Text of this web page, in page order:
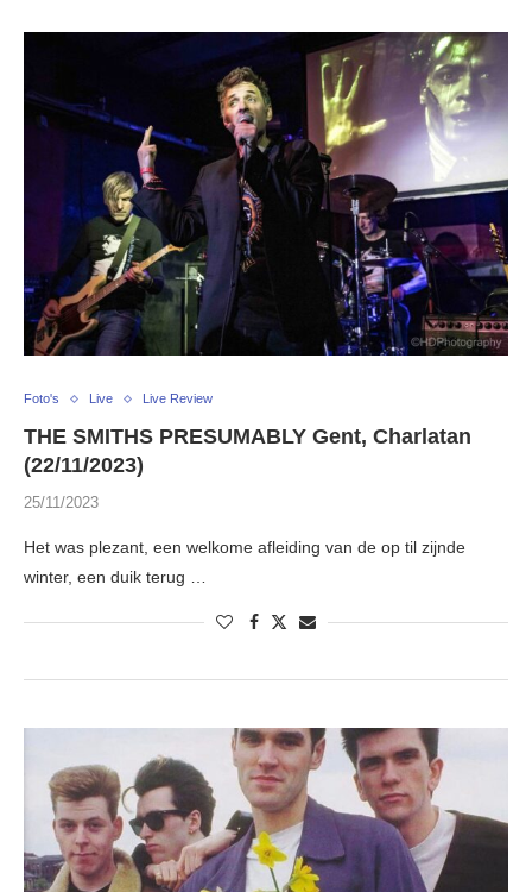
Foto's Live Live Review
THE SMITHS PRESUMABLY Gent, Charlatan
(22/11/2023)
25/11/2023
Het was plezant, een welkome afleiding van de op til zijnde
winter, een duik terug …